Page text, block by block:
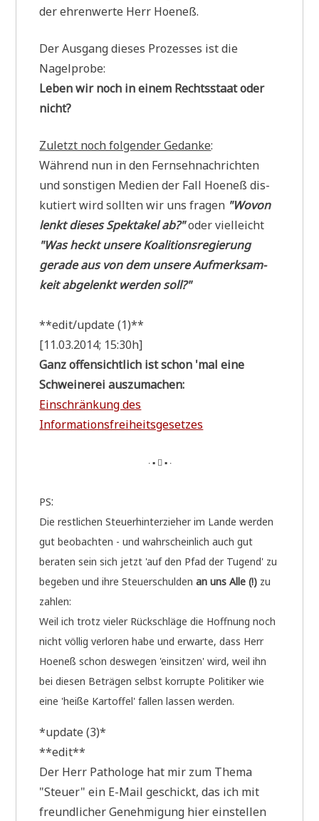
der ehren­wer­te Herr Hoeneß.
Der Aus­gang die­ses Pro­zes­ses ist die
Nagelprobe:
Leben wir noch in einem Rechts­staat oder
nicht?
Zuletzt noch fol­gen­der Gedan­ke:
Wäh­rend nun in den Fern­seh­nach­rich­ten
und son­sti­gen Medi­en der Fall Hoe­neß dis­
ku­tiert wird soll­ten wir uns fra­gen "Wovon
lenkt die­ses Spek­ta­kel ab?"oder viel­leicht
"Was heckt unse­re Koali­ti­ons­re­gie­rung
gera­de aus von dem unse­re Auf­merk­sam­
keit abge­lenkt wer­den soll?"
**edit/update (1)**
[11.03.2014; 15:30h]
Ganz offen­sicht­lich ist schon 'mal eine
Schwei­ne­rei auszumachen:
Ein­schrän­kung des
Informationsfreiheitsgesetzes
∙ ▪  ▪ ∙
PS:
Die rest­li­chen Steu­er­hin­ter­zie­her im Lan­de wer­den
gut beob­ach­ten - und wahr­schein­lich auch gut
bera­ten sein sich jetzt 'auf den Pfad der Tugend' zu
bege­ben und ihre Steu­er­schul­denan uns Alle (!) zu
zahlen:
Weil ich trotz vie­ler Rück­schlä­ge die Hoff­nung noch
nicht völ­lig ver­lo­ren habe und erwar­te, dass Herr
Hoe­neß schon des­we­gen 'ein­sit­zen' wird, weil ihn
bei die­sen Beträ­gen selbst kor­rup­te Poli­ti­ker wie
eine 'hei­ße Kar­tof­fel' fal­len las­sen werden.
*update (3)*
**edit**
Der Herr Patho­lo­ge hat mir zum The­ma
"Steu­er" ein E-Mail geschickt, das ich mit
freund­li­cher Geneh­mi­gung hier ein­stel­len